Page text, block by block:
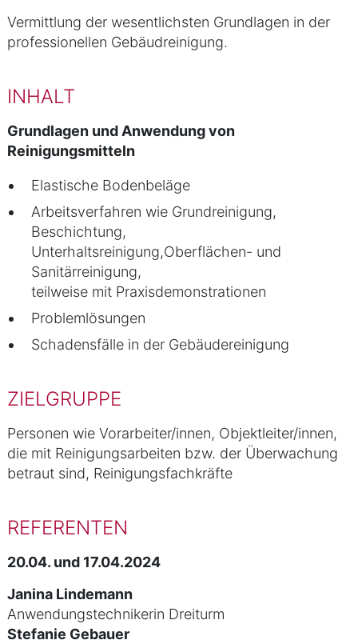
Vermittlung der wesentlichsten Grundlagen in der
professionellen Gebäudreinigung.
INHALT
Grundlagen und Anwendung von
Reinigungsmitteln
Elastische Bodenbeläge
Arbeitsverfahren wie Grundreinigung,
Beschichtung,
Unterhaltsreinigung,Oberflächen- und
Sanitärreinigung,
teilweise mit Praxisdemonstrationen
Problemlösungen
Schadensfälle in der Gebäudereinigung
ZIELGRUPPE
Personen wie Vorarbeiter/innen, Objektleiter/innen,
die mit Reinigungsarbeiten bzw. der Überwachung
betraut sind, Reinigungsfachkräfte
REFERENTEN
20.04. und 17.04.2024
Janina Lindemann
Anwendungstechnikerin Dreiturm
Stefanie Gebauer